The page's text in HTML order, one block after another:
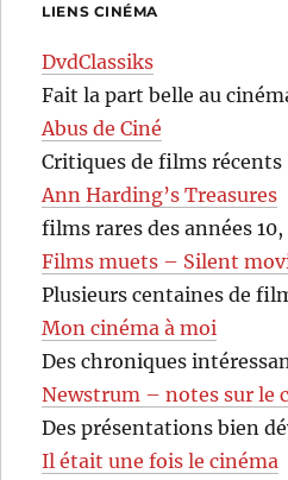
LIENS CINÉMA
DvdClassiks
Fait la part belle au
Abus de Ciné
Critiques de films récents
Ann Harding’s Treasures
films rares des années
Films muets – Silent
Plusieurs centaines de
Mon cinéma à moi
Des chroniques
Newstrum – notes sur le
Des présentations bien
Il était une fois le cinéma